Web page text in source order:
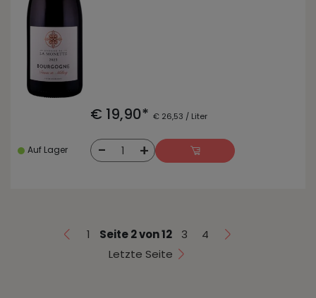
€ 19,90* € 26,53 / Liter
Auf Lager - 1 +
1 Seite 2 von 12 3
4
Letzte Seite